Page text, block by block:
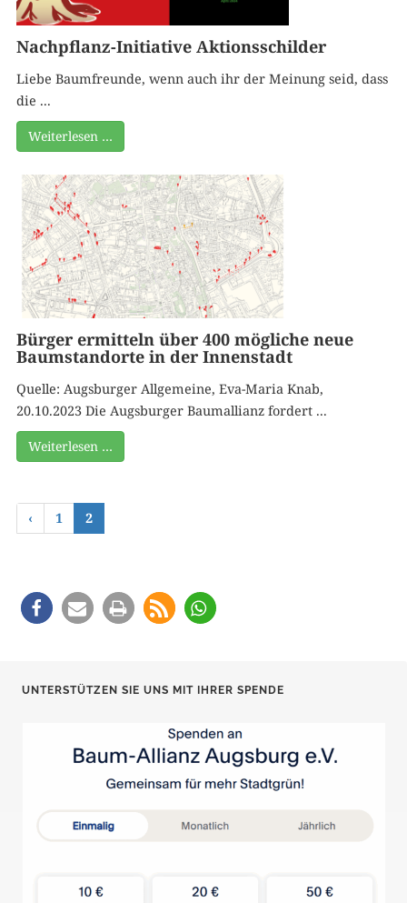
Nachpflanz-Initiative Aktionsschilder
Liebe Baumfreunde, wenn auch ihr der Meinung seid, dass
die ...
Weiterlesen …
Bürger ermitteln über 400 mögliche neue
Baumstandorte in der Innenstadt
Quelle: Augsburger Allgemeine, Eva-Maria Knab,
20.10.2023 Die Augsburger Baumallianz fordert ...
Weiterlesen …
‹ 1 2
UNTERSTÜTZEN SIE UNS MIT IHRER SPENDE